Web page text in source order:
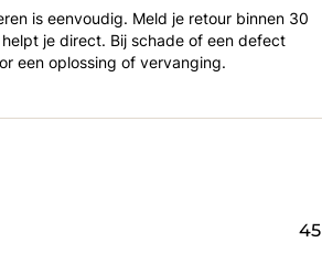
is eenvoudig. Meld je retour binnen 30
je direct. Bij schade of een defect
een oplossing of vervanging.
45